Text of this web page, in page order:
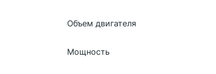
Объем двигателя
Мощность